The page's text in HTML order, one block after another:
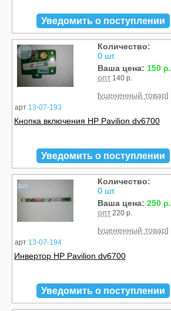
Уведомить о поступлении
Б/У
арт 13-07-193
Количество:
0 шт.
Ваша цена: 150 р.
опт 140 р.
[уцененный товар]
Кнопка включения HP Pavilion dv6700
Уведомить о поступлении
Б/У
арт 13-07-194
Количество:
0 шт.
Ваша цена: 250 р.
опт 220 р.
[уцененный товар]
Инвертор HP Pavilion dv6700
Уведомить о поступлении